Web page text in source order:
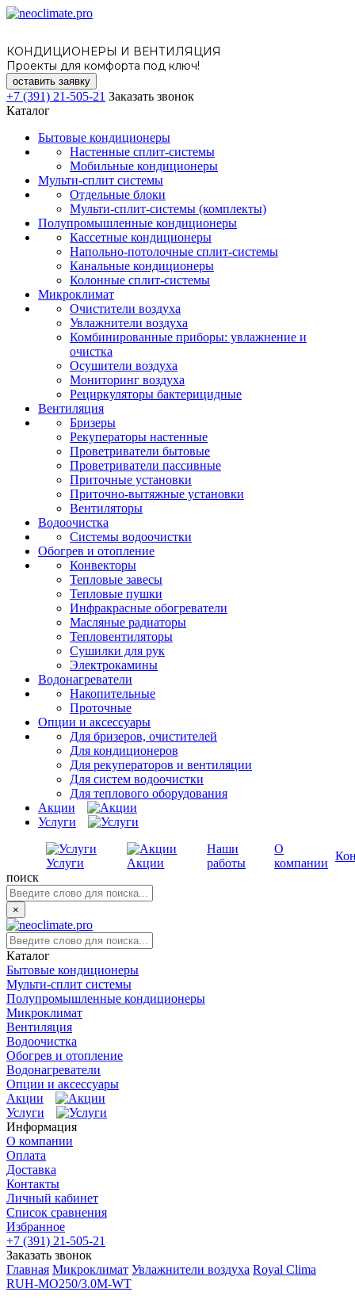
КОНДИЦИОНЕРЫ И ВЕНТИЛЯЦИЯ
Проекты для комфорта под ключ!
оставить заявку
+7 (391) 21-505-21 Заказать звонок
Каталог
Бытовые кондиционеры
Настенные сплит-системы
Мобильные кондиционеры
Мульти-сплит системы
Отдельные блоки
Мульти-сплит-системы (комплекты)
Полупромышленные кондиционеры
Кассетные кондиционеры
Напольно-потолочные сплит-системы
Канальные кондиционеры
Колонные сплит-системы
Микроклимат
Очистители воздуха
Увлажнители воздуха
Комбинированные приборы: увлажнение и
очистка
Осушители воздуха
Мониторинг воздуха
Рециркуляторы бактерицидные
Вентиляция
Бризеры
Рекуператоры настенные
Проветриватели бытовые
Проветриватели пассивные
Приточные установки
Приточно-вытяжные установки
Вентиляторы
Водоочистка
Системы водоочистки
Обогрев и отопление
Конвекторы
Тепловые завесы
Тепловые пушки
Инфракрасные обогреватели
Масляные радиаторы
Тепловентиляторы
Сушилки для рук
Электрокамины
Водонагреватели
Накопительные
Проточные
Опции и аксессуары
Для бризеров, очистителей
Для кондиционеров
Для рекуператоров и вентиляции
Для систем водоочистки
Для теплового оборудования
Акции
Услуги
Услуги Акции
Наши
работы
О
компании
поиск
×
Каталог
Бытовые кондиционеры
Мульти-сплит системы
Полупромышленные кондиционеры
Микроклимат
Вентиляция
Водоочистка
Обогрев и отопление
Водонагреватели
Опции и аксессуары
Акции
Услуги
Информация
О компании
Оплата
Доставка
Контакты
Личный кабинет
Список сравнения
Избранное
+7 (391) 21-505-21
Заказать звонок
Главная Микроклимат Увлажнители воздуха Royal Clima
RUH-MO250/3.0M-WT